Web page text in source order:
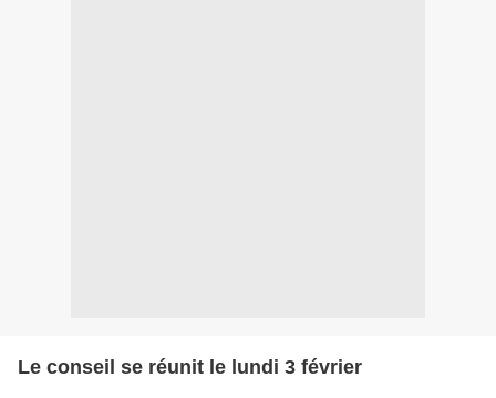
Le conseil se réunit le lundi 3 février